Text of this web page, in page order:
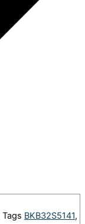
Tags BKB32S5141,